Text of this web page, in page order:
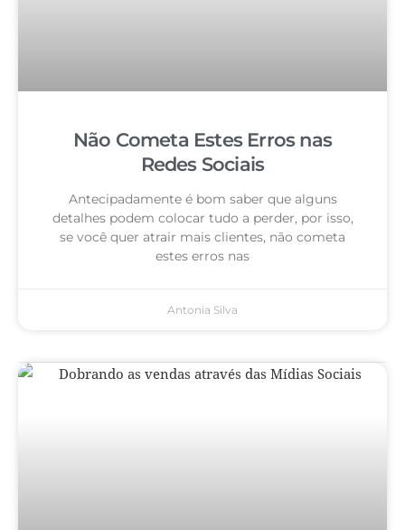
Não Cometa Estes Erros nas
Redes Sociais
Antecipadamente é bom saber que alguns
detalhes podem colocar tudo a perder, por isso,
se você quer atrair mais clientes, não cometa
estes erros nas
Antonia Silva